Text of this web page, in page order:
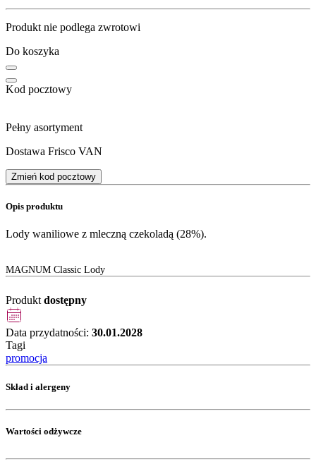
Produkt nie podlega zwrotowi
Do koszyka
Kod pocztowy
Pełny asortyment
Dostawa Frisco VAN
Zmień kod pocztowy
Opis produktu
Lody waniliowe z mleczną czekoladą (28%).
MAGNUM Classic Lody
Produkt dostępny
Data przydatności: 30.01.2028
Tagi
promocja
Skład i alergeny
Wartości odżywcze